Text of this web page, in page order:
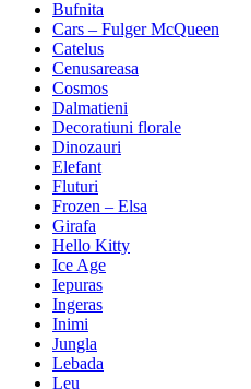
Bufnita
Cars – Fulger McQueen
Catelus
Cenusareasa
Cosmos
Dalmatieni
Decoratiuni florale
Dinozauri
Elefant
Fluturi
Frozen – Elsa
Girafa
Hello Kitty
Ice Age
Iepuras
Ingeras
Inimi
Jungla
Lebada
Leu